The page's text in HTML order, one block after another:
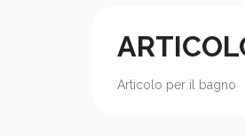
Articolo per il bagno